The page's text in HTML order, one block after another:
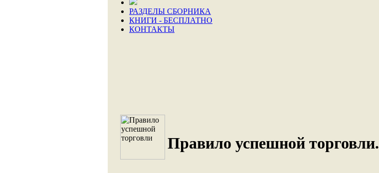
РАЗДЕЛЫ СБОРНИКА
КНИГИ - БЕСПЛАТНО
КОНТАКТЫ
Правило успешной торговли.